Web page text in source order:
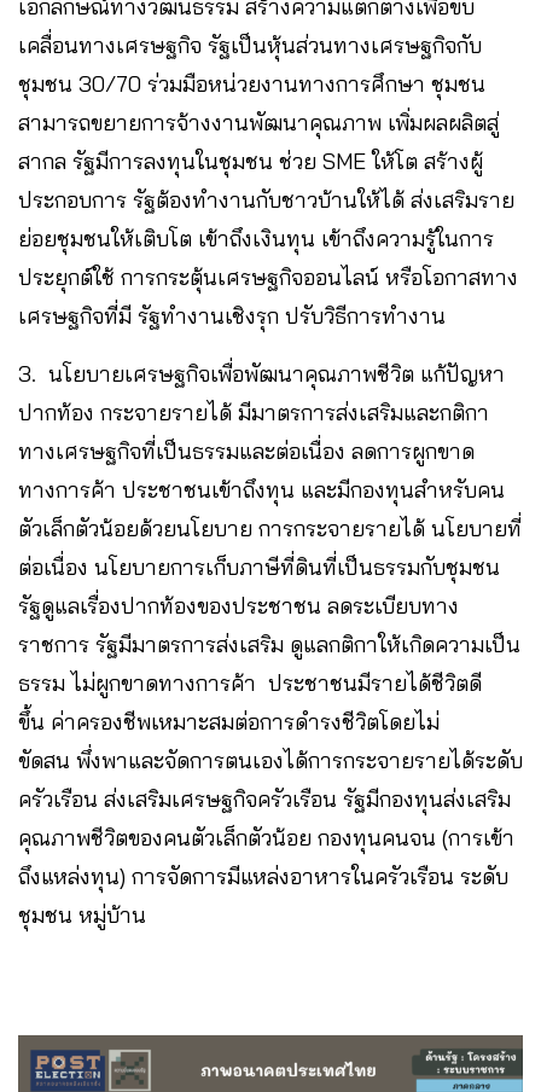
เอกลักษณ์ทางวัฒนธรรม สร้างความแตกต่างเพื่อขับ
เคลื่อนทางเศรษฐกิจ รัฐเป็นหุ้นส่วนทางเศรษฐกิจกับ
ชุมชน 30/70 ร่วมมือหน่วยงานทางการศึกษา ชุมชน
สามารถขยายการจ้างงานพัฒนาคุณภาพ เพิ่มผลผลิตสู่
สากล รัฐมีการลงทุนในชุมชน ช่วย SME ให้โต สร้างผู้
ประกอบการ รัฐต้องทำงานกับชาวบ้านให้ได้ ส่งเสริมราย
ย่อยชุมชนให้เติบโต เข้าถึงเงินทุน เข้าถึงความรู้ในการ
ประยุกต์ใช้ การกระตุ้นเศรษฐกิจออนไลน์ หรือโอกาสทาง
เศรษฐกิจที่มี รัฐทำงานเชิงรุก ปรับวิธีการทำงาน
3. นโยบายเศรษฐกิจเพื่อพัฒนาคุณภาพชีวิต แก้ปัญหา
ปากท้อง กระจายรายได้ มีมาตรการส่งเสริมและกติกา
ทางเศรษฐกิจที่เป็นธรรมและต่อเนื่อง ลดการผูกขาด
ทางการค้า ประชาชนเข้าถึงทุน และมีกองทุนสำหรับคน
ตัวเล็กตัวน้อยด้วยนโยบาย การกระจายรายได้ นโยบายที่
ต่อเนื่อง นโยบายการเก็บภาษีที่ดินที่เป็นธรรมกับชุมชน
รัฐดูแลเรื่องปากท้องของประชาชน ลดระเบียบทาง
ราชการ รัฐมีมาตรการส่งเสริม ดูแลกติกาให้เกิดความเป็น
ธรรม ไม่ผูกขาดทางการค้า ประชาชนมีรายได้ชีวิตดี
ขึ้น ค่าครองชีพเหมาะสมต่อการดำรงชีวิตโดยไม่
ขัดสน พึ่งพาและจัดการตนเองได้การกระจายรายได้ระดับ
ครัวเรือน ส่งเสริมเศรษฐกิจครัวเรือน รัฐมีกองทุนส่งเสริม
คุณภาพชีวิตของคนตัวเล็กตัวน้อย กองทุนคนจน (การเข้า
ถึงแหล่งทุน) การจัดการมีแหล่งอาหารในครัวเรือน ระดับ
ชุมชน หมู่บ้าน